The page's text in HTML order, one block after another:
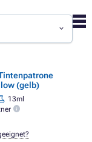
(gelb)
13ml